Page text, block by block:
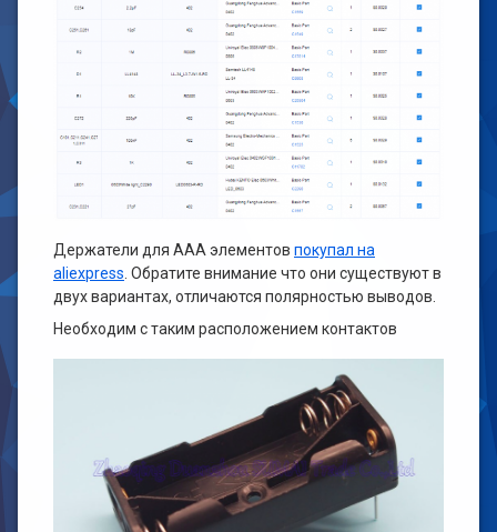
Держатели для ААА элементов покупал на
aliexpress . Обратите внимание что они существуют в
двух вариантах, отличаются полярностью выводов.
Необходим с таким расположением контактов